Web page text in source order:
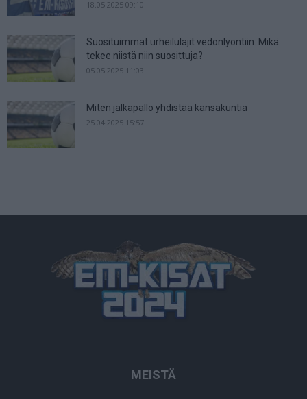
18.05.2025 09:10
Suosituimmat urheilulajit vedonlyöntiin: Mikä
tekee niistä niin suosittuja?
05.05.2025 11:03
Miten jalkapallo yhdistää kansakuntia
25.04.2025 15:57
MEISTÄ